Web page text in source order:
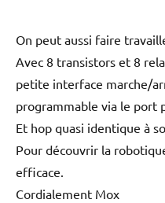
On peut aussi faire
Avec 8 transistors et 8
petite interface marche/
programmable via le port
Et hop quasi identique à
Pour découvrir la
efficace.
Cordialement Mox